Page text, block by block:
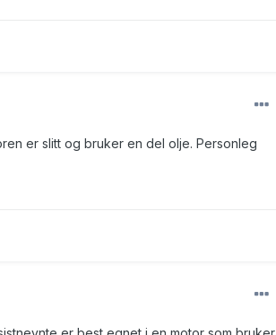
er slitt og bruker en del olje. Personleg